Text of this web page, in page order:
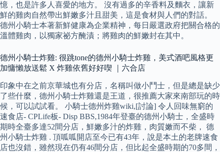
憶，也是許多人喜愛的地方。 沒有過多的辛香料及麵衣，讓新
鮮的雞肉自然帶出鮮嫩多汁且甜美，這是食材與人們的對話。
德州小騎士本著新鮮健康為企業精神，每日嚴選政府把關合格的
溫體雞肉，以獨家祕方醃漬；將雞肉的鮮嫩封在其中。
德州小騎士炸雞: 很跳tone的德州小騎士炸雞，美式酒吧風格更
加慵懶放送鬆 X 炸雞依舊好好喫 ｜六合店
印象中在之前京華城也有分店，名稱叫做小鬥士，但是總是缺少
了些什麼，德州小騎士炸雞還是王道，很推薦大家來南部玩的時
候，可以試試看。 小騎士德州炸雞wiki,[討論] 令人回味無窮的
速食店- CPLife板- Disp BBS,1984年登臺的德州小騎士，全盛時
期時全臺多達52間分店，鮮嫩多汁的炸雞，肉質嫩而不柴， 德
州小騎士炸雞 . 頂呱呱開店至今已有43年，說是本土的老牌速食
店也沒錯，雖然現在仍有46間分店，但比起全盛時期的70多間，